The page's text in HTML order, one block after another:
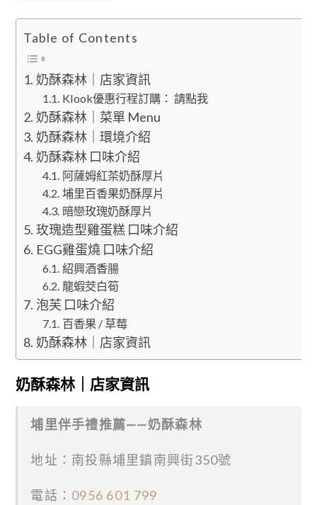
Table of Contents
奶酥森林｜店家資訊
Klook優惠行程訂購： 請點我
奶酥森林｜菜單 Menu
奶酥森林｜環境介紹
奶酥森林 口味介紹
阿薩姆紅茶奶酥厚片
埔里百香果奶酥厚片
暗戀玫瑰奶酥厚片
玫瑰造型雞蛋糕 口味介紹
EGG雞蛋燒 口味介紹
紹興酒香腸
龍蝦茭白筍
泡芙 口味介紹
百香果 / 草莓
奶酥森林｜店家資訊
奶酥森林｜店家資訊
埔里伴手禮推薦——奶酥森林
地址：南投縣埔里鎮南興街350號
電話： 0956 601 799